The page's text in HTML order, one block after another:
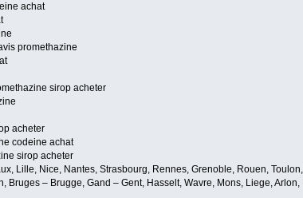
achat
promethazine
sirop acheter
acheter
codeine achat
sirop acheter
Lille, Nice, Nantes, Strasbourg, Rennes, Grenoble, Rouen,
Bruges – Brugge, Gand – Gent, Hasselt, Wavre, Mons, Liege,